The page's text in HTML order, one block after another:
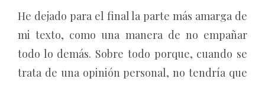
He dejado para el final la parte más amarga de
mi texto, como una manera de no empañar
todo lo demás. Sobre todo porque, cuando se
trata de una opinión personal, no tendría que